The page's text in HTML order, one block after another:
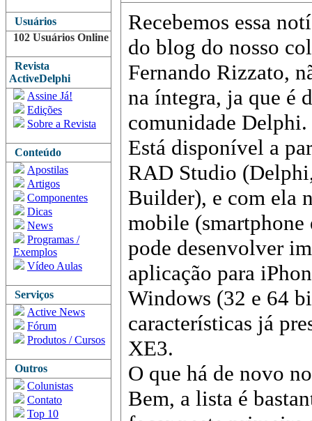
Usuários
102 Usuários Online
Revista
ActiveDelphi
Assine Já!
Edições
Sobre a Revista
Conteúdo
Apostilas
Artigos
Componentes
Dicas
News
Programas /
Exemplos
Vídeo Aulas
Serviços
Active News
Fórum
Produtos / Cursos
Outros
Colunistas
Contato
Top 10
Recebemos essa
do blog do nosso
Fernando Rizzato,
na íntegra, ja que é
comunidade
Está disponível a
RAD Studio
Builder), e com ela
mobile (smartphone
pode desenvolver
aplicação para
Windows (32 e 64
características já
XE3.
O que há de novo
Bem, a lista é